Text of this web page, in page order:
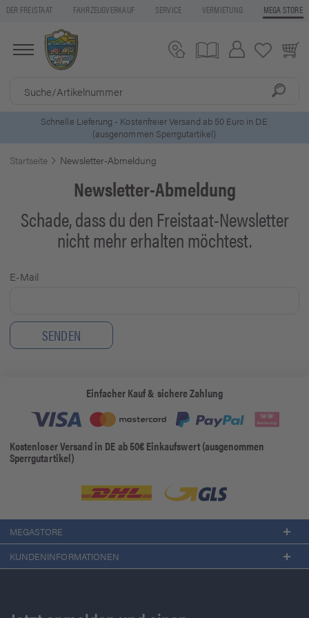
DER FREISTAAT FAHRZEUGVERKAUF SERVICE VERMIETUNG MEGA STORE
Schnelle Lieferung - Kostenfreier Versand ab 50 Euro in DE
(ausgenommen Sperrgutartikel)
Startseite Newsletter-Abmeldung
Newsletter-Abmeldung
Schade, dass du den Freistaat-Newsletter
nicht mehr erhalten möchtest.
E-Mail
Einfacher Kauf & sichere Zahlung
Kostenloser Versand in DE ab 50€ Einkaufswert (ausgenommen
Sperrgutartikel)
MEGASTORE
KUNDENINFORMATIONEN